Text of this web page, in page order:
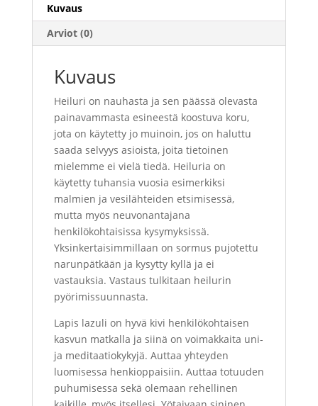
Kuvaus
Arviot (0)
Kuvaus
Heiluri on nauhasta ja sen päässä olevasta
painavammasta esineestä koostuva koru,
jota on käytetty jo muinoin, jos on haluttu
saada selvyys asioista, joita tietoinen
mielemme ei vielä tiedä. Heiluria on
käytetty tuhansia vuosia esimerkiksi
malmien ja vesilähteiden etsimisessä,
mutta myös neuvonantajana
henkilökohtaisissa kysymyksissä.
Yksinkertaisimmillaan on sormus pujotettu
narunpätkään ja kysytty kyllä ja ei
vastauksia. Vastaus tulkitaan heilurin
pyörimissuunnasta.
Lapis lazuli on hyvä kivi henkilökohtaisen
kasvun matkalla ja siinä on voimakkaita uni-
ja meditaatiokykyjä. Auttaa yhteyden
luomisessa henkioppaisiin. Auttaa totuuden
puhumisessa sekä olemaan rehellinen